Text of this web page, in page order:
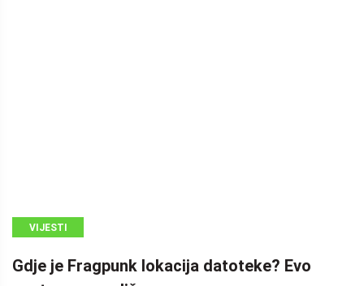
VIJESTI
Gdje je Fragpunk lokacija datoteke? Evo